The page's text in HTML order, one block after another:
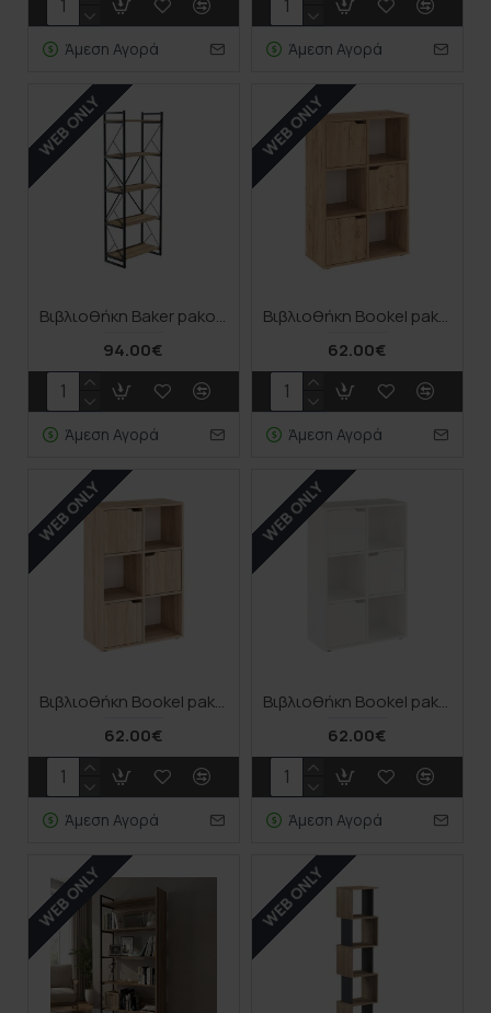
Άμεση Αγορά Άμεση Αγορά
WEB ONLY
Βιβλιοθήκη Baker pakoworld καρυδί-μαύρο 66x34x180εκ
94.00€
Άμεση Αγορά
WEB ONLY
Βιβλιοθήκη Bookel pakoworld μελαμίνης σε oak απόχρωση 59.5x27.5x89εκ
62.00€
Άμεση Αγορά
WEB ONLY
Βιβλιοθήκη Bookel pakoworld μελαμίνης σε sonoma απόχρωση 59.5x27.5x89εκ
62.00€
Άμεση Αγορά
WEB ONLY
Βιβλιοθήκη Bookel pakoworld μελαμίνης σε λευκή απόχρωση 59.5x27.5x89εκ
62.00€
Άμεση Αγορά
WEB ONLY WEB ONLY